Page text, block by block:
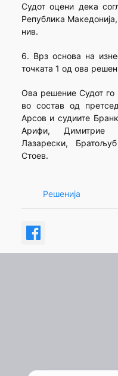
Судот оцени дека
Република
нив.
6. Врз основа на
точката 1 од ова
Ова решение Судот го
во состав од
Арсов и судиите
Арифи, Димитрие
Лазарески,
Стоев.
Решенија